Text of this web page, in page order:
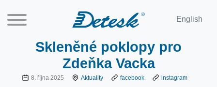
English
Skleněné poklopy pro
Zdeňka Vacka
8. října 2025 Aktuality facebook instagram